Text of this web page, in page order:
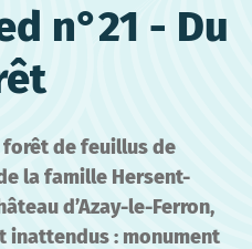
n°21 - Du
forêt de feuillus de
la famille Hersent-
d’Azay-le-Ferron,
: monument